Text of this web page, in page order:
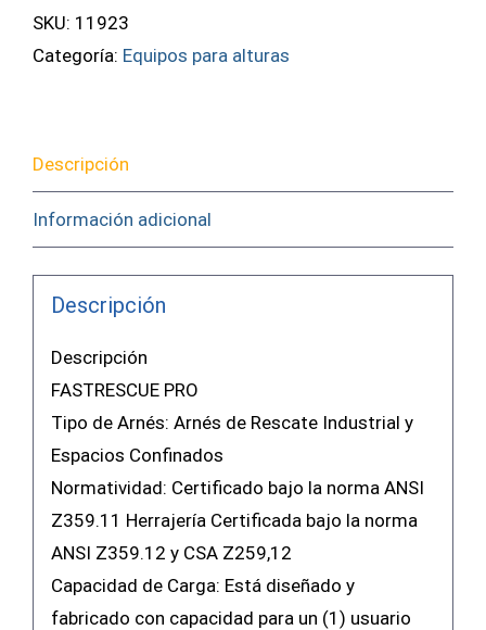
y
Espacios
Y7
cantidad
SKU: 11923
Categoría: Equipos para alturas
Descripción
Información adicional
Descripción
Descripción
FASTRESCUE PRO
Tipo de Arnés: Arnés de Rescate Industrial y
Espacios Confinados
Normatividad: Certificado bajo la norma ANSI
Z359.11 Herrajería Certificada bajo la norma
ANSI Z359.12 y CSA Z259,12
Capacidad de Carga: Está diseñado y
fabricado con capacidad para un (1) usuario